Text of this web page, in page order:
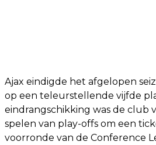
Ajax eindigde het afgelopen
op een teleurstellende vijfde
eindrangschikking was de club
spelen van play-offs om een
voorronde van de Conference